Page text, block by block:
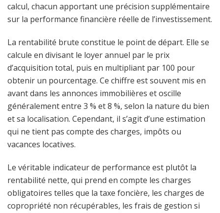
calcul, chacun apportant une précision supplémentaire
sur la performance financière réelle de l’investissement.
La rentabilité brute constitue le point de départ. Elle se
calcule en divisant le loyer annuel par le prix
d’acquisition total, puis en multipliant par 100 pour
obtenir un pourcentage. Ce chiffre est souvent mis en
avant dans les annonces immobilières et oscille
généralement entre 3 % et 8 %, selon la nature du bien
et sa localisation. Cependant, il s’agit d’une estimation
qui ne tient pas compte des charges, impôts ou
vacances locatives.
Le véritable indicateur de performance est plutôt la
rentabilité nette, qui prend en compte les charges
obligatoires telles que la taxe foncière, les charges de
copropriété non récupérables, les frais de gestion si